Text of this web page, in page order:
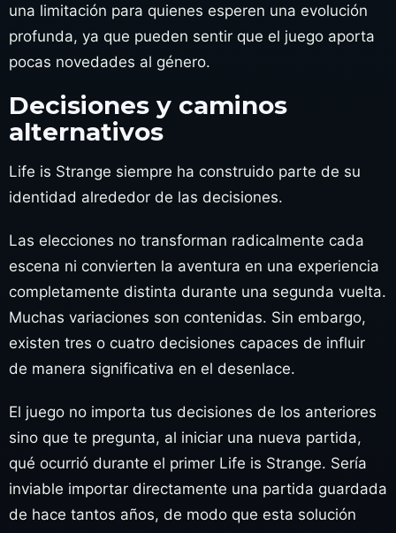
una limitación para quienes esperen una evolución
profunda, ya que pueden sentir que el juego aporta
pocas novedades al género.
Decisiones y caminos
alternativos
Life is Strange siempre ha construido parte de su
identidad alrededor de las decisiones.
Las elecciones no transforman radicalmente cada
escena ni convierten la aventura en una experiencia
completamente distinta durante una segunda vuelta.
Muchas variaciones son contenidas. Sin embargo,
existen tres o cuatro decisiones capaces de influir
de manera significativa en el desenlace.
El juego no importa tus decisiones de los anteriores
sino que te pregunta, al iniciar una nueva partida,
qué ocurrió durante el primer Life is Strange. Sería
inviable importar directamente una partida guardada
de hace tantos años, de modo que esta solución